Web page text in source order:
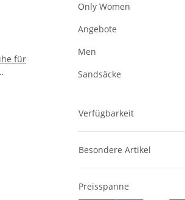
für
Only Women
Angebote
Men
Sandsäcke
Verfügbarkeit
Besondere Artikel
Preisspanne